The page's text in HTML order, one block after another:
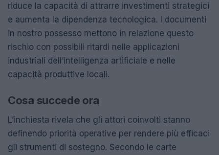
riduce la capacità di attrarre investimenti strategici
e aumenta la dipendenza tecnologica. I documenti
in nostro possesso mettono in relazione questo
rischio con possibili ritardi nelle applicazioni
industriali dell’intelligenza artificiale e nelle
capacità produttive locali.
Cosa succede ora
L’inchiesta rivela che gli attori coinvolti stanno
definendo priorità operative per rendere più efficaci
gli strumenti di sostegno. Secondo le carte